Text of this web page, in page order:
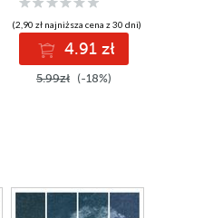
(2,90 zł najniższa cena z 30 dni)
4.91 zł
5.99zł (-18%)